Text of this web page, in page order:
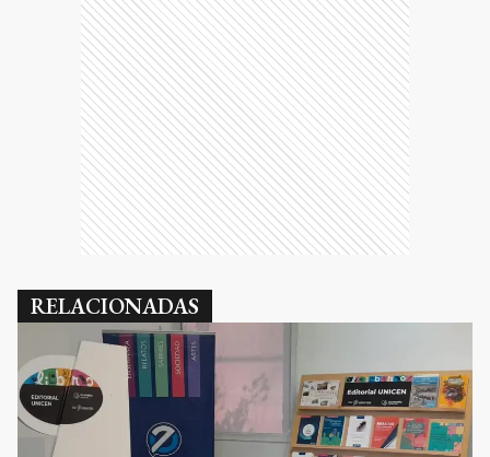
RELACIONADAS